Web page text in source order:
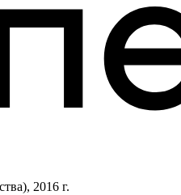
2016 г.